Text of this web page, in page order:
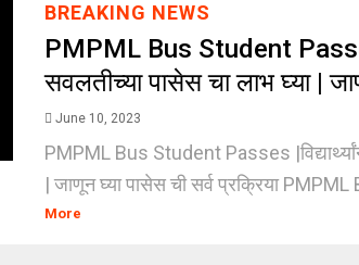
BREAKING NEWS
PMPML Bus Student Passes
सवलतीच्या पासेस चा लाभ घ्या |
June 10, 2023
PMPML Bus Student Passes
| जाणून घ्या पासेस ची सर्व प्रक्रिया
More